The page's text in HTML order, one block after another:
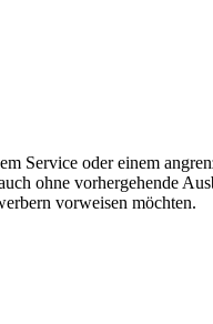
Service oder einem
ohne vorhergehende
vorweisen möchten.